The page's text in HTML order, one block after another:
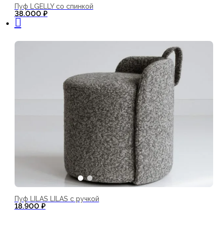
Пуф LGELLY со спинкой
38.000 ₽
Пуф LILAS LILAS с ручкой
18.900 ₽